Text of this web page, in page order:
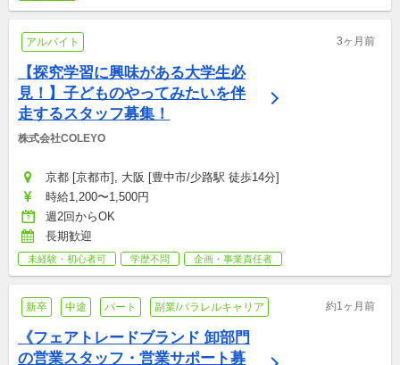
アルバイト 3ヶ月前
【探究学習に興味がある大学生必
見！】子どものやってみたいを伴
走するスタッフ募集！
株式会社COLEYO
京都 [京都市], 大阪 [豊中市/少路駅 徒歩14分]
時給1,200〜1,500円
週2回からOK
長期歓迎
未経験・初心者可 学歴不問 企画・事業責任者
新卒 中途 パート 副業/パラレルキャリア 約1ヶ月前
《フェアトレードブランド 卸部門
の営業スタッフ・営業サポート募